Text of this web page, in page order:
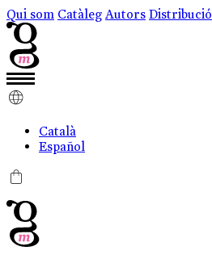
Qui som Catàleg Autors Distribució
Català
Español